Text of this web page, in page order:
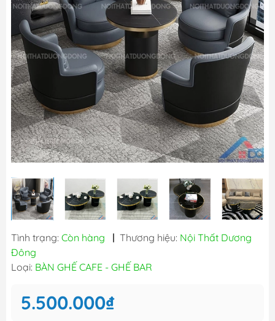
Tình trạng: Còn hàng | Thương hiệu: Nội Thất Dương
Đông
Loại: BÀN GHẾ CAFE - GHẾ BAR
5.500.000₫